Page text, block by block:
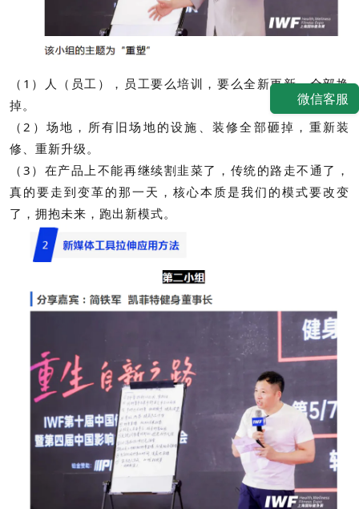
（1）人（员工），员工要么培训，要么全新更新、全部换
掉。
（2）场地，所有旧场地的设施、装修全部砸掉，重新装
修、重新升级。
（3）在产品上不能再继续割韭菜了，传统的路走不通了，
真的要走到变革的那一天，核心本质是我们的模式要改变
了，拥抱未来，跑出新模式。
微信客服